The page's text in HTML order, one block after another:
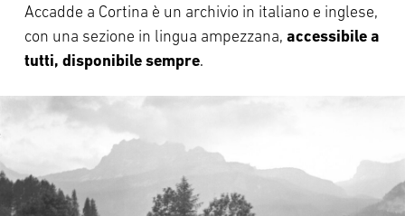
Accadde a Cortina è un archivio in italiano e inglese,
con una sezione in lingua ampezzana, accessibile a
tutti, disponibile sempre.